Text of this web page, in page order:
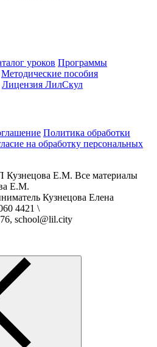
уроков Программы
Методические пособия
Лицензия ЛилСкул
Политика обработки
на обработку персональных
Е.М. Все материалы
Е.М.
Кузнецова Елена
4421 \
school@lil.city